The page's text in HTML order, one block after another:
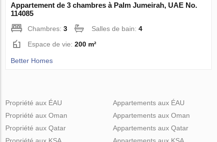
Appartement de 3 chambres à Palm Jumeirah, UAE No.
114085
Chambres:3 Salles de bain:4
Espace de vie:200 m²
Better Homes
Propriété aux ÉAU
Propriété aux Oman
Propriété aux Qatar
Appartements aux ÉAU
Appartements aux Oman
Appartements aux Qatar